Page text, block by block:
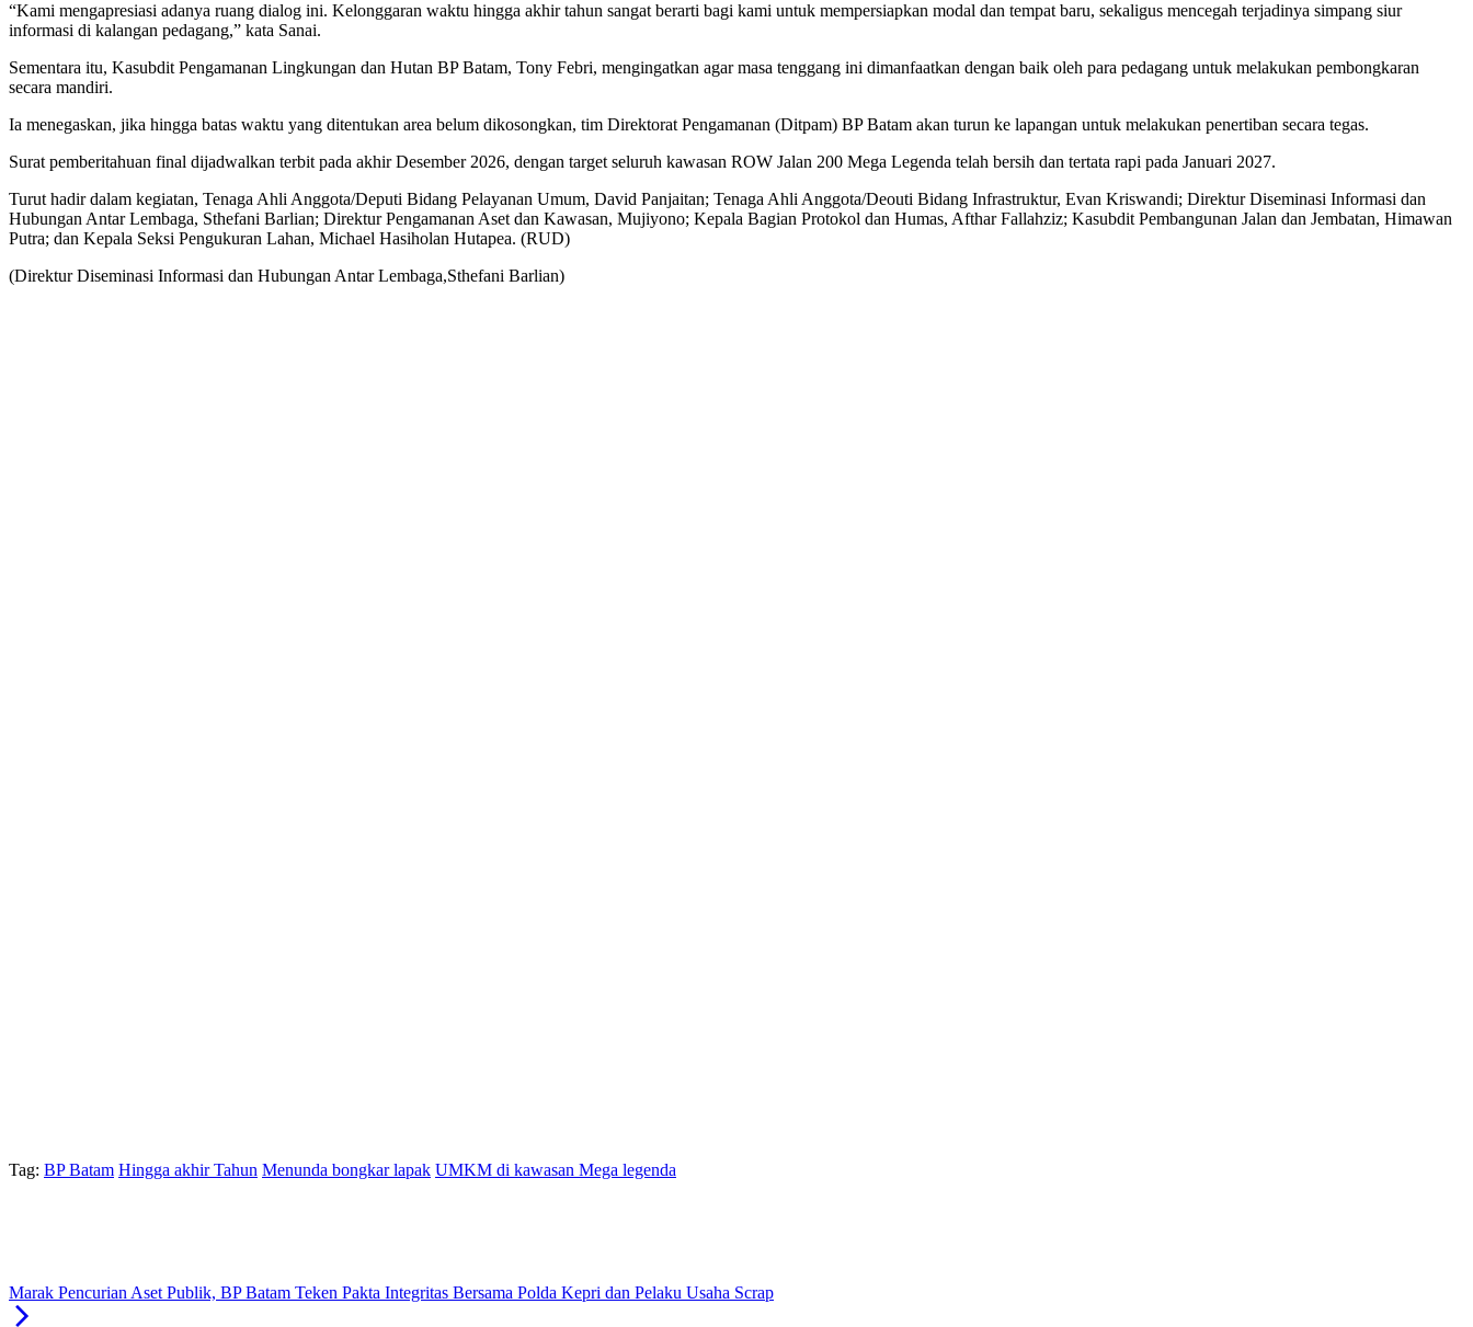
“Kami mengapresiasi adanya ruang dialog ini. Kelonggaran waktu hingga akhir tahun sangat berarti bagi kami untuk mempersiapkan modal dan tempat baru, sekaligus mencegah terjadinya simpang siur
informasi di kalangan pedagang,” kata Sanai.
Sementara itu, Kasubdit Pengamanan Lingkungan dan Hutan BP Batam, Tony Febri, mengingatkan agar masa tenggang ini dimanfaatkan dengan baik oleh para pedagang untuk melakukan pembongkaran
secara mandiri.
Ia menegaskan, jika hingga batas waktu yang ditentukan area belum dikosongkan, tim Direktorat Pengamanan (Ditpam) BP Batam akan turun ke lapangan untuk melakukan penertiban secara tegas.
Surat pemberitahuan final dijadwalkan terbit pada akhir Desember 2026, dengan target seluruh kawasan ROW Jalan 200 Mega Legenda telah bersih dan tertata rapi pada Januari 2027.
Turut hadir dalam kegiatan, Tenaga Ahli Anggota/Deputi Bidang Pelayanan Umum, David Panjaitan; Tenaga Ahli Anggota/Deouti Bidang Infrastruktur, Evan Kriswandi; Direktur Diseminasi Informasi dan
Hubungan Antar Lembaga, Sthefani Barlian; Direktur Pengamanan Aset dan Kawasan, Mujiyono; Kepala Bagian Protokol dan Humas, Afthar Fallahziz; Kasubdit Pembangunan Jalan dan Jembatan, Himawan
Putra; dan Kepala Seksi Pengukuran Lahan, Michael Hasiholan Hutapea. (RUD)
(Direktur Diseminasi Informasi dan Hubungan Antar Lembaga,Sthefani Barlian)
Tag: BP Batam Hingga akhir Tahun Menunda bongkar lapak UMKM di kawasan Mega legenda
Marak Pencurian Aset Publik, BP Batam Teken Pakta Integritas Bersama Polda Kepri dan Pelaku Usaha Scrap